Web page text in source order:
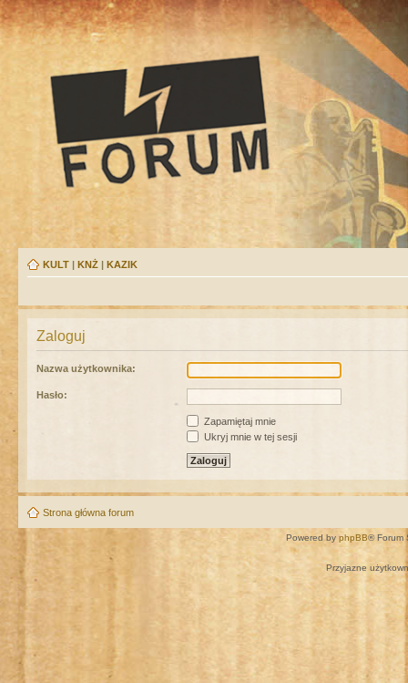
KULT | KNŻ | KAZIK
Zaloguj
Nazwa użytkownika:
Hasło:
Zapamiętaj mnie
Ukryj mnie w tej sesji
Strona główna forum
Powered by phpBB® Forum
Przyjazne